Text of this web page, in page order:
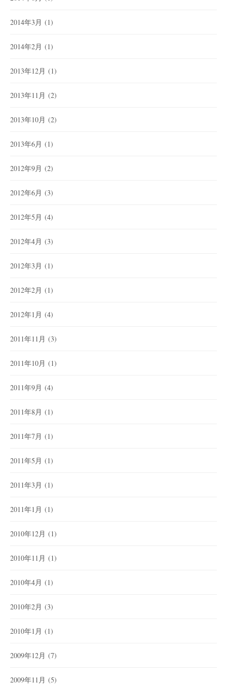
2014年3月 (1)
2014年2月 (1)
2013年12月 (1)
2013年11月 (2)
2013年10月 (2)
2013年6月 (1)
2012年9月 (2)
2012年6月 (3)
2012年5月 (4)
2012年4月 (3)
2012年3月 (1)
2012年2月 (1)
2012年1月 (4)
2011年11月 (3)
2011年10月 (1)
2011年9月 (4)
2011年8月 (1)
2011年7月 (1)
2011年5月 (1)
2011年3月 (1)
2011年1月 (1)
2010年12月 (1)
2010年11月 (1)
2010年4月 (1)
2010年2月 (3)
2010年1月 (1)
2009年12月 (7)
2009年11月 (5)